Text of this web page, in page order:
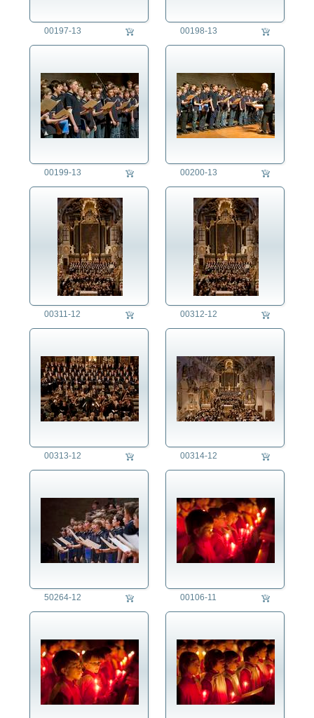
00197-13 00198-13
00199-13 00200-13
00311-12 00312-12
00313-12 00314-12
50264-12 00106-11